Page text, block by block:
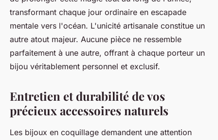
transformant chaque jour ordinaire en escapade
mentale vers l'océan. L'unicité artisanale constitue un
autre atout majeur. Aucune pièce ne ressemble
parfaitement à une autre, offrant à chaque porteur un
bijou véritablement personnel et exclusif.
Entretien et durabilité de vos
précieux accessoires naturels
Les bijoux en coquillage demandent une attention